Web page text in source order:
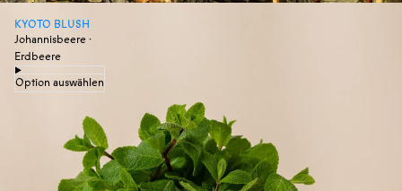
KYOTO BLUSH
Johannisbeere ·
Erdbeere
Option auswählen